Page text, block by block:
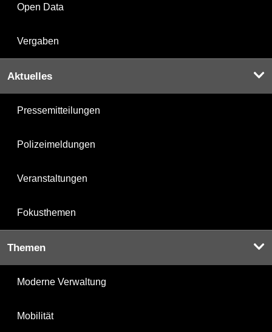
Open Data
Vergaben
Aktuelles
Pressemitteilungen
Polizeimeldungen
Veranstaltungen
Fokusthemen
Themen
Moderne Verwaltung
Mobilität